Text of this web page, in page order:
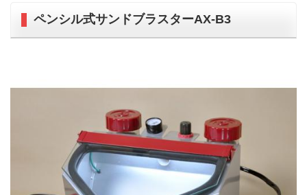
ペンシル式サンドブラスターAX-B3